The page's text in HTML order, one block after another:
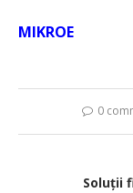
MIKROE
0
Soluții